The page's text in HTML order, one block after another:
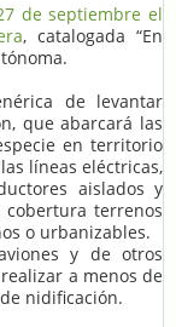
de septiembre el
, catalogada “En
de levantar
que abarcará las
en territorio
líneas eléctricas,
aislados y
terrenos
o urbanizables.
y de otros
a menos de
nidificación.